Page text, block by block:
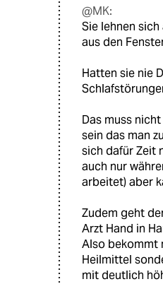
@MK:
Sie lehnen
aus den
Hatten sie nie
Das muss
sein das man
sich dafür Zeit
auch nur
arbeitet) aber
Zudem geht
Arzt Hand in
Also bekommt
Heilmittel
mit deutlich